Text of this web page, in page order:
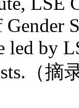
Gender
led by
（摘